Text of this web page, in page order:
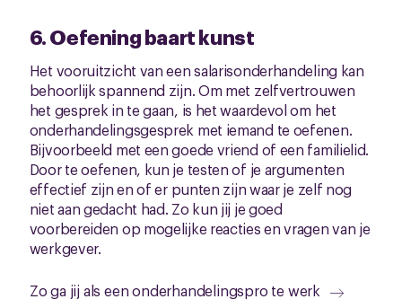
6. Oefening baart kunst
Het vooruitzicht van een salarisonderhandeling kan
behoorlijk spannend zijn. Om met zelfvertrouwen
het gesprek in te gaan, is het waardevol om het
onderhandelingsgesprek met iemand te oefenen.
Bijvoorbeeld met een goede vriend of een familielid.
Door te oefenen, kun je testen of je argumenten
effectief zijn en of er punten zijn waar je zelf nog
niet aan gedacht had. Zo kun jij je goed
voorbereiden op mogelijke reacties en vragen van je
werkgever.
Zo ga jij als een onderhandelingspro te werk